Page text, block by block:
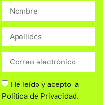
He leído y acepto la
Política de Privacidad.